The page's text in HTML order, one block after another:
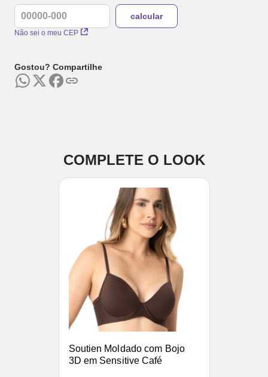
Não sei o meu CEP
Gostou? Compartilhe
COMPLETE O LOOK
Soutien Moldado com Bojo
3D em Sensitive Café